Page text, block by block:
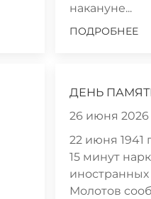
накануне...
ПОДРОБНЕЕ
ДЕНЬ
26 июня 2026
22 июня 1941
15 минут
Молотов